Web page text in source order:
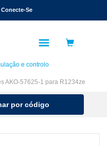
Conecte-Se
e controlo
AKO-57625-1 para R1234ze
por código